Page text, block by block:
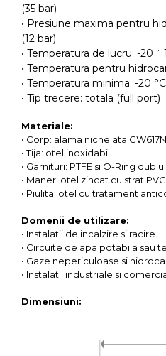
(35 bar)
• Presiune maxima pentru
(12 bar)
• Temperatura de lucru: -20 ÷
• Temperatura pentru
• Temperatura minima: -20
• Tip trecere: totala (full port)
Materiale:
• Corp: alama nichelata CW617N
• Tija: otel inoxidabil
• Garnituri: PTFE si O-Ring
• Maner: otel zincat cu strat
• Piulita: otel cu tratament
Domenii de utilizare:
• Instalatii de incalzire si racire
• Circuite de apa potabila sau
• Gaze nepericuloase si
• Instalatii industriale si
Dimensiuni: